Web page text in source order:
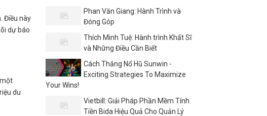
Điều này
dự báo
du
Phan Văn Giang: Hành Trình và
Đóng Góp
Thích Minh Tuệ: Hành trình Khất Sĩ
và Những Điều Cần Biết
Cách Thắng Nổ Hũ Sunwin -
Exciting Strategies To Maximize
Your Wins!
Vietbill: Giải Pháp Phần Mềm Tính
Tiền Bida Hiệu Quả Cho Quản Lý